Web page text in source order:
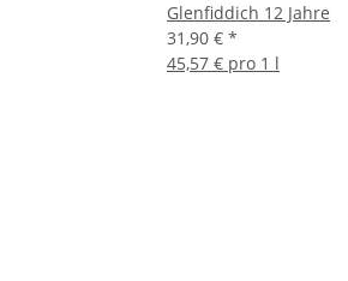
Glenfiddich 12 Jahre
31,90 € *
45,57 € pro 1 l